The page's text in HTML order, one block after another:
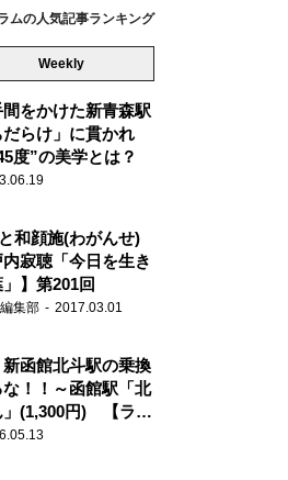
ムの人気記事ランキング
Weekly
間をかけた新青森駅
らけ」に貫かれ
度”の美学とは？
和顔施(わがんせ)
寂聴「今日を生き
】第201回
集部 2017.03.01
函館北斗駅の乗換
！！～函館駅「北
」(1,300円) 【ライ
膝栗毛】